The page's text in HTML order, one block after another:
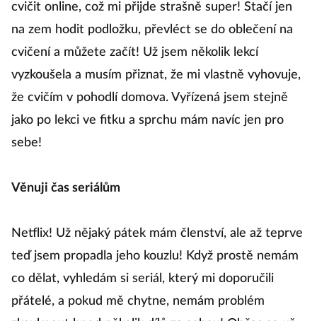
cvičit online, což mi přijde strašně super! Stačí jen
na zem hodit podložku, převléct se do oblečení na
cvičení a můžete začít! Už jsem několik lekcí
vyzkoušela a musím přiznat, že mi vlastně vyhovuje,
že cvičím v pohodlí domova. Vyřízená jsem stejně
jako po lekci ve fitku a sprchu mám navíc jen pro
sebe!
Věnuji čas seriálům
Netflix! Už nějaký pátek mám členství, ale až teprve
teď jsem propadla jeho kouzlu! Když prostě nemám
co dělat, vyhledám si seriál, který mi doporučili
přátelé, a pokud mě chytne, nemám problém